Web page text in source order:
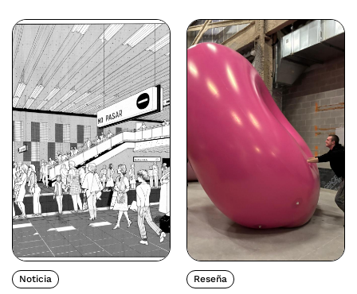
Noticia Reseña